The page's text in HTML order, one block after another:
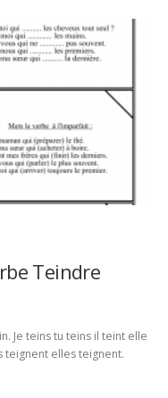
Teindre
Je teins tu teins il teint elle
teignent elles teignent.